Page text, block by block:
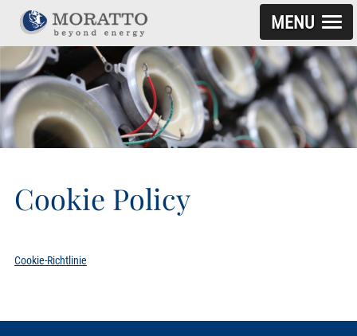
MENU
ZUM INHALT SPRINGEN
Cookie Policy
Cookie-Richtlinie